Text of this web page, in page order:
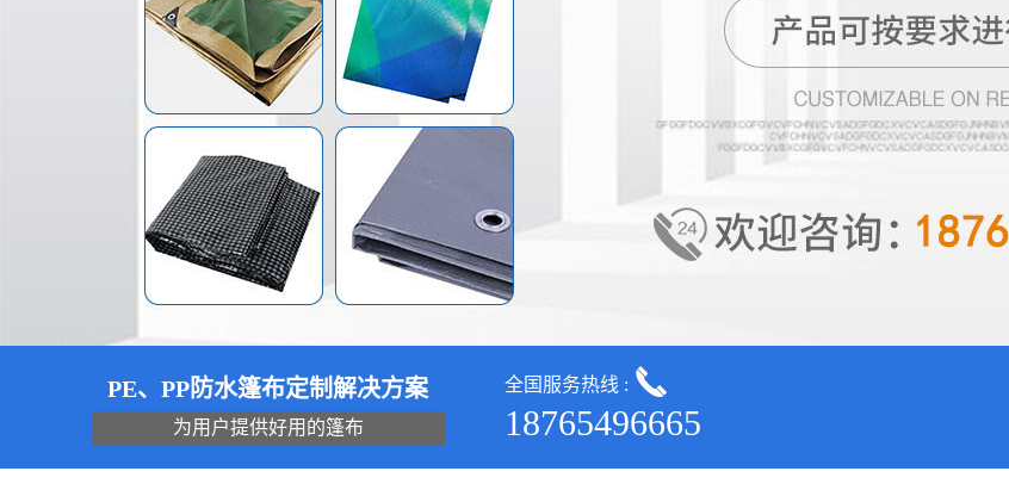
PE、PP防水篷布定制解决方案
为用户提供好用的篷布
全国服务热线 :
18765496665